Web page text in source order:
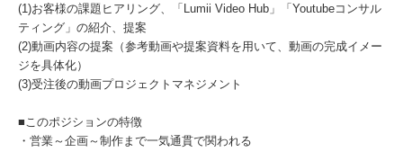
(1)お客様の課題ヒアリング、「Lumii Video Hub」「Youtubeコンサル
ティング」の紹介、提案
(2)動画内容の提案（参考動画や提案資料を用いて、動画の完成イメー
ジを具体化）
(3)受注後の動画プロジェクトマネジメント
■このポジションの特徴
・営業～企画～制作まで一気通貫で関われる